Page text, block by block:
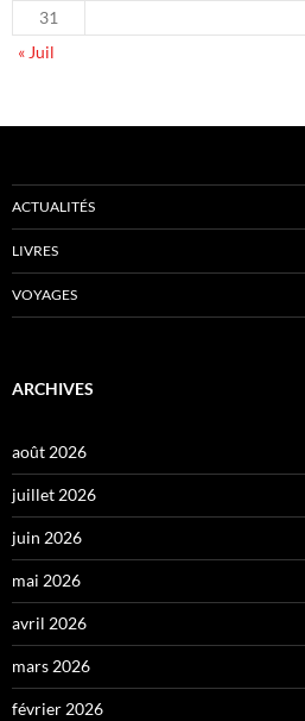
31
« Juil
ACTUALITÉS
LIVRES
VOYAGES
ARCHIVES
août 2026
juillet 2026
juin 2026
mai 2026
avril 2026
mars 2026
février 2026